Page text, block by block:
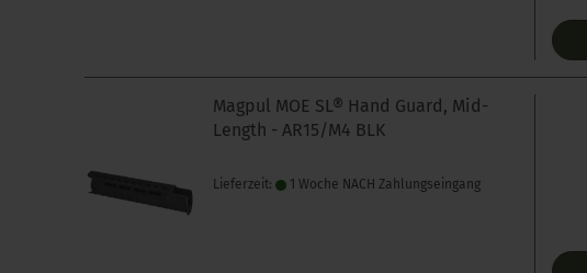
Magpul MOE SL® Hand Guard, Mid-
Length - AR15/M4 BLK
Lieferzeit: 1 Woche NACH Zahlungseingang